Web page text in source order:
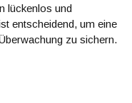
lückenlos und
entscheidend, um eine
zu sichern.